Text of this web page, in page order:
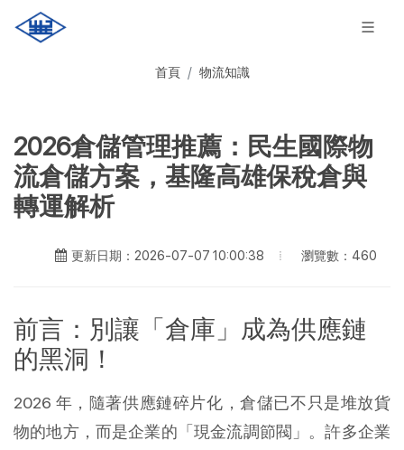
首頁 物流知識
2026倉儲管理推薦：民生國際物
流倉儲方案，基隆高雄保稅倉與
轉運解析
更新日期：2026-07-07 10:00:38 瀏覽數：460
前言：別讓「倉庫」成為供應鏈
的黑洞！
2026 年，隨著供應鏈碎片化，倉儲已不只是堆放貨
物的地方，而是企業的「現金流調節閥」。許多企業